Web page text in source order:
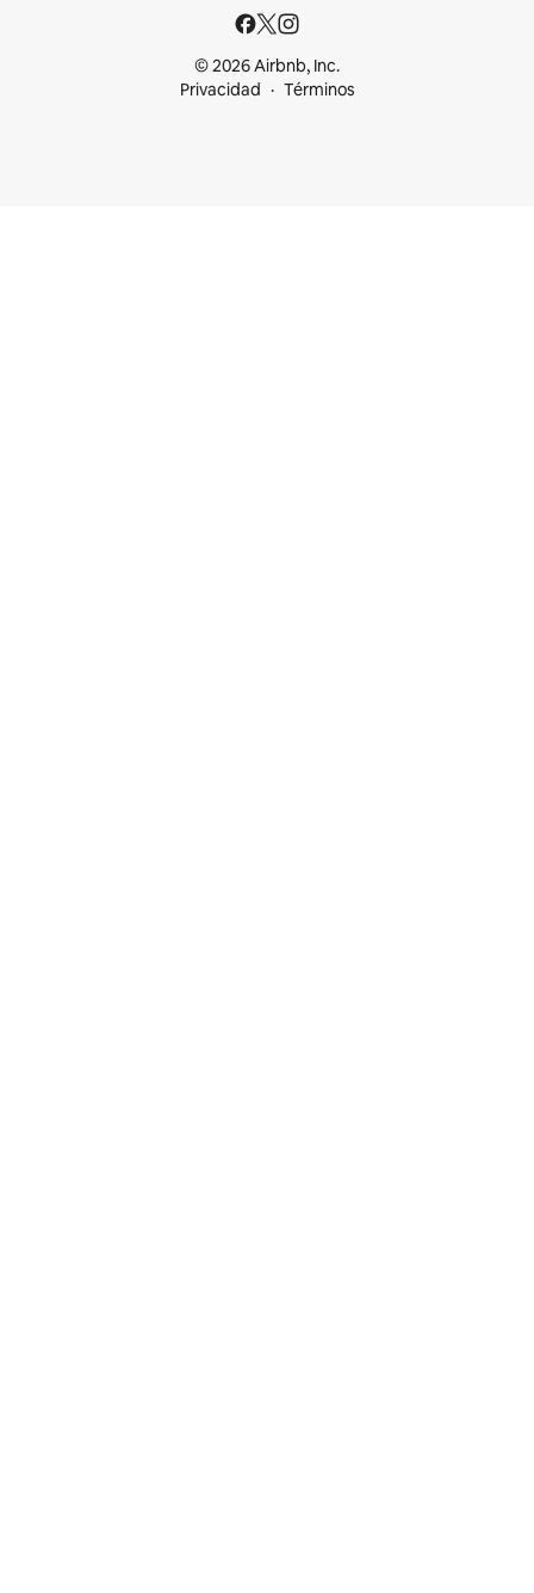
© 2026 Airbnb, Inc.
Privacidad
Términos